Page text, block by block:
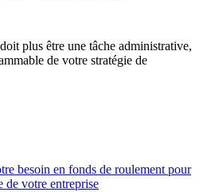
plus être une tâche administrative,
de votre stratégie de
besoin en fonds de roulement pour
de votre entreprise